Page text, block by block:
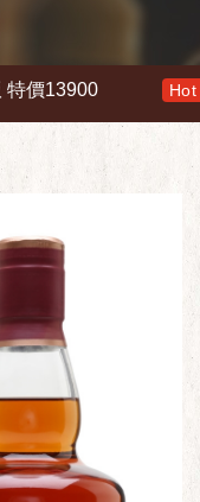
13900 響